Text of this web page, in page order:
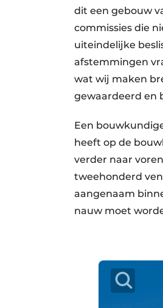
dit een gebouw
commissies die
uiteindelijke
afstemmingen
wat wij maken
gewaardeerd en
Een
heeft op de
verder naar
tweehonderd
aangenaam
nauw moet